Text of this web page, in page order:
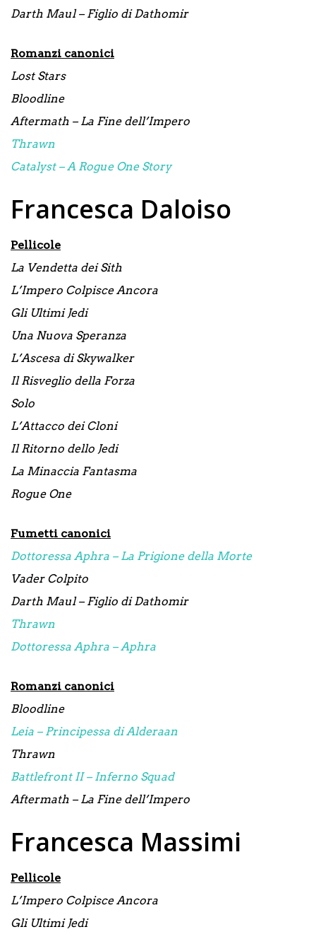
Darth Maul – Figlio di Dathomir
Romanzi canonici
Lost Stars
Bloodline
Aftermath – La Fine dell’Impero
Thrawn
Catalyst – A Rogue One Story
Francesca Daloiso
Pellicole
La Vendetta dei Sith
L’Impero Colpisce Ancora
Gli Ultimi Jedi
Una Nuova Speranza
L’Ascesa di Skywalker
Il Risveglio della Forza
Solo
L’Attacco dei Cloni
Il Ritorno dello Jedi
La Minaccia Fantasma
Rogue One
Fumetti canonici
Dottoressa Aphra – La Prigione della Morte
Vader Colpito
Darth Maul – Figlio di Dathomir
Thrawn
Dottoressa Aphra – Aphra
Romanzi canonici
Bloodline
Leia – Principessa di Alderaan
Thrawn
Battlefront II – Inferno Squad
Aftermath – La Fine dell’Impero
Francesca Massimi
Pellicole
L’Impero Colpisce Ancora
Gli Ultimi Jedi